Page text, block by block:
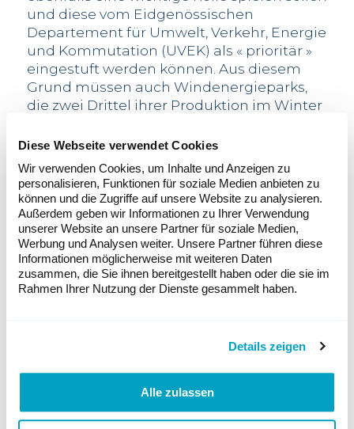
Diese Webseite verwendet Cookies
Wir verwenden Cookies, um Inhalte und Anzeigen zu
personalisieren, Funktionen für soziale Medien anbieten zu
können und die Zugriffe auf unsere Website zu analysieren.
Außerdem geben wir Informationen zu Ihrer Verwendung
unserer Website an unsere Partner für soziale Medien,
Werbung und Analysen weiter. Unsere Partner führen diese
Informationen möglicherweise mit weiteren Daten
zusammen, die Sie ihnen bereitgestellt haben oder die sie im
Rahmen Ihrer Nutzung der Dienste gesammelt haben.
Details zeigen
Alle zulassen
und diese vom Eidgenössischen
Departement für Umwelt, Verkehr, Energie
und Kommutation (UVEK) als « prioritär »
eingestuft werden können. Aus diesem
Grund müssen auch Windenergieparks,
die zwei Drittel ihrer Produktion im Winter
grossen Speicherkraftwerken als « prioritär
» eingestuft werden können. Sie dürfen
nicht durch Ausschreibungen
benachteiligt werden. Die Windenergie ist
aufgrund ihres Produktionsprofils für die
Winterstromversorgung sehr wichtig: Die
Windenergieanlagen im Jura produzieren
rund 70 % ihres Stroms zwischen Oktober
und März. Das entspricht der
Marktprämien, um Investitionen in der
Suisse Eole teilt den Vorschlag der AEE
Energiewirtschaft, zu der sich grosse